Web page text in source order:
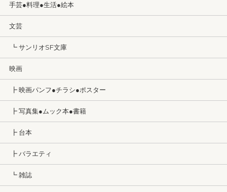
手芸●料理●生活●絵本
文芸
┗ サンリオSF文庫
映画
┣ 映画パンフ●チラシ●ポスター
┣ 写真集●ムック本●書籍
┣ 台本
┣ バラエティ
┗ 雑誌